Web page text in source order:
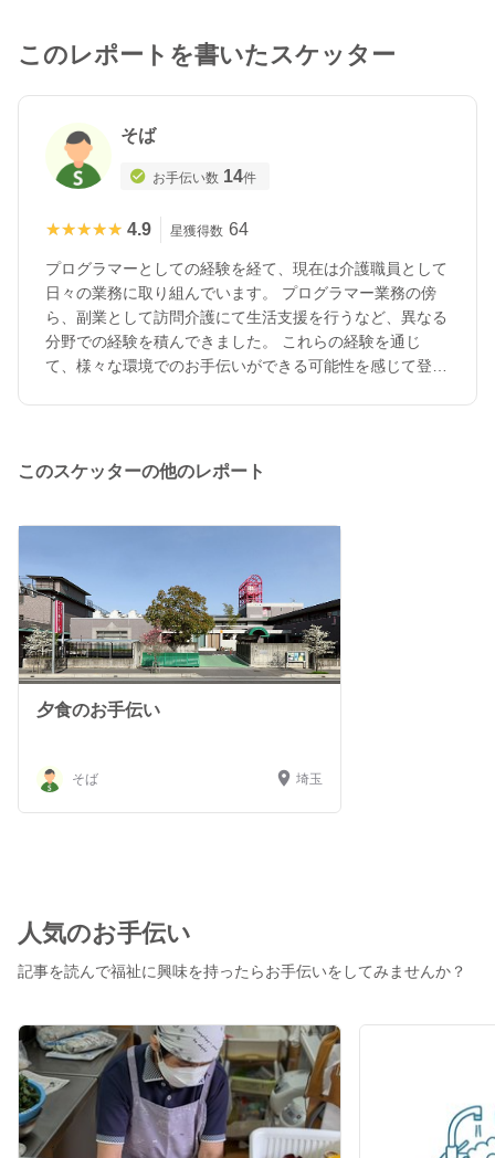
このレポートを書いたスケッター
そば
お手伝い数 14件
★★★★★
★★★★★ 4.9 星獲得数 64
プログラマーとしての経験を経て、現在は介護職員として
日々の業務に取り組んでいます。 プログラマー業務の傍
ら、副業として訪問介護にて生活支援を行うなど、異なる
分野での経験を積んできました。 これらの経験を通じ
て、様々な環境でのお手伝いができる可能性を感じて登録
いします。
このスケッターの他のレポート
夕食のお手伝い
そば 埼玉
人気のお手伝い
記事を読んで福祉に興味を持ったらお手伝いをしてみませんか？